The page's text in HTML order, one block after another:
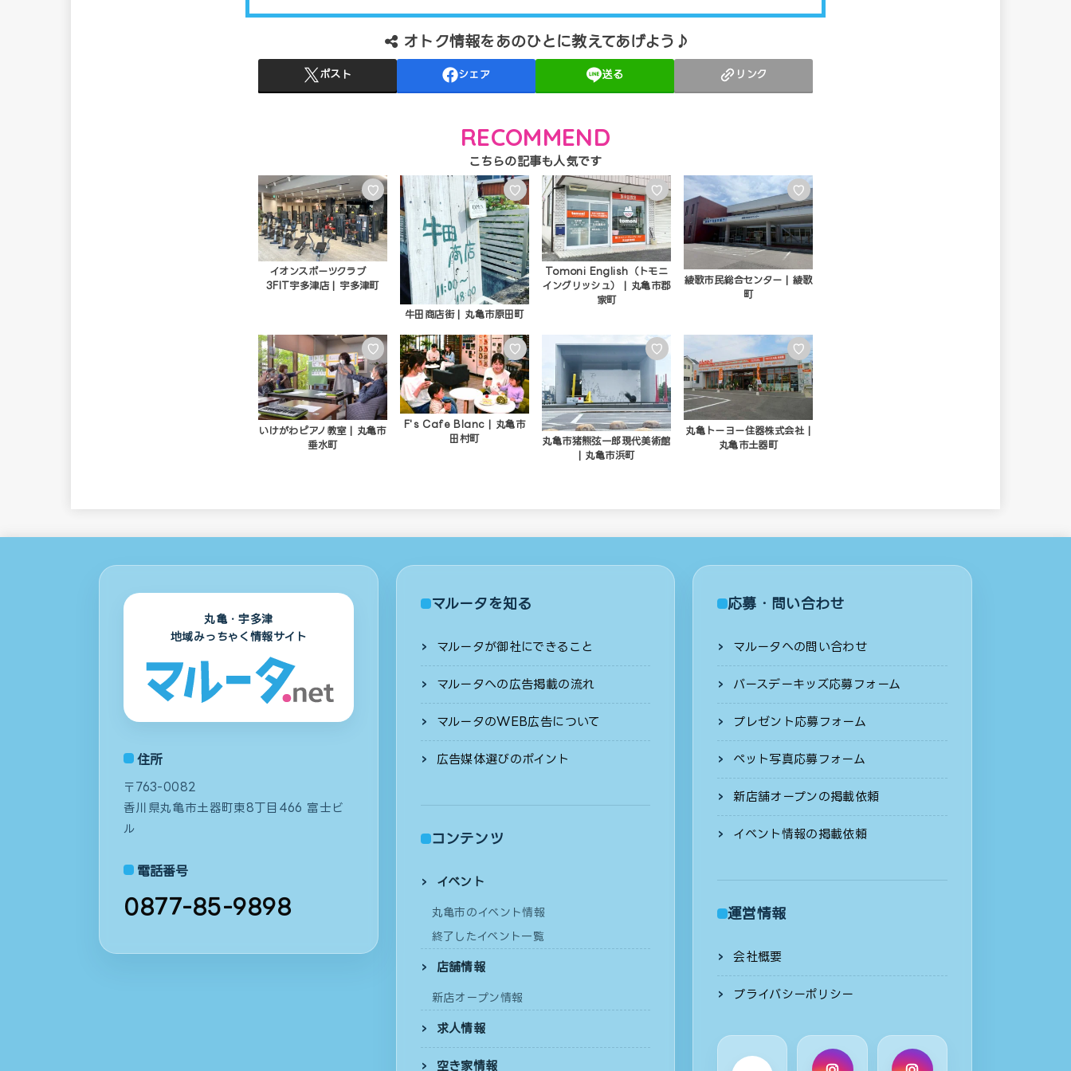
オトク情報をあのひとに教えてあげよう♪
ポスト シェア 送る リンク
RECOMMEND
♡
イオンスポーツクラブ
3FIT宇多津店 | 宇多津町
♡
牛田商店街 | 丸亀市原田町
♡
Tomoni English（トモニ
イングリッシュ） | 丸亀市郡
家町
♡
綾歌市民総合センター | 綾歌
町
♡
いけがわピアノ教室 | 丸亀市
垂水町
♡
F's Cafe Blanc | 丸亀市
田村町
♡
丸亀市猪熊弦一郎現代美術館
| 丸亀市浜町
♡
丸亀トーヨー住器株式会社 |
丸亀市土器町
丸亀・宇多津
地域みっちゃく情報サイト
住所
〒763-0082
香川県丸亀市土器町東8丁目466 富士ビ
ル
電話番号
0877-85-9898
マルータを知る
マルータが御社にできること
マルータへの広告掲載の流れ
マルータのWEB広告について
広告媒体選びのポイント
コンテンツ
イベント
丸亀市のイベント情報
終了したイベント一覧
店舗情報
新店オープン情報
求人情報
空き家情報
応募・問い合わせ
マルータへの問い合わせ
バースデーキッズ応募フォーム
プレゼント応募フォーム
ペット写真応募フォーム
新店舗オープンの掲載依頼
イベント情報の掲載依頼
運営情報
会社概要
プライバシーポリシー